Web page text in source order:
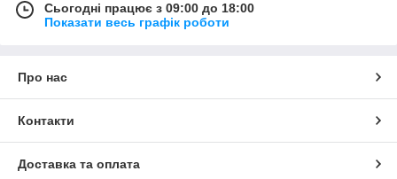
Сьогодні працює з 09:00 до 18:00
Показати весь графік роботи
Про нас
Контакти
Доставка та оплата